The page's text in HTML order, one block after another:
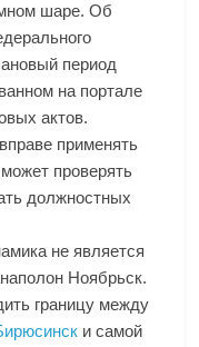
шаре. Об
период
на портале
актов.
применять
проверять
должностных
не является
Ноябрьск.
границу между
и самой